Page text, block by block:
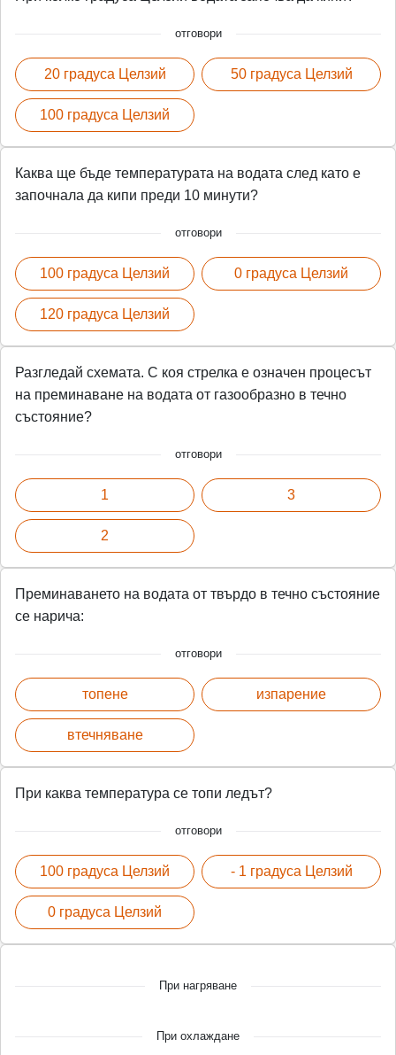
отговори
20 градуса Целзий
100 градуса Целзий
50 градуса Целзий
Каква ще бъде температурата на водата след като е
започнала да кипи преди 10 минути?
отговори
100 градуса Целзий
120 градуса Целзий
0 градуса Целзий
Разгледай схемата. С коя стрелка е означен процесът
на преминаване на водата от газообразно в течно
състояние?
отговори
1
2
3
Преминаването на водата от твърдо в течно състояние
се нарича:
отговори
топене
втечняване
изпарение
При каква температура се топи ледът?
отговори
100 градуса Целзий
0 градуса Целзий
- 1 градуса Целзий
При нагряване
При охлаждане